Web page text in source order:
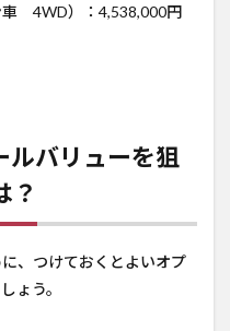
車 4WD）：4,538,000円
ルバリューを狙
？
、つけておくとよいオプ
ょう。